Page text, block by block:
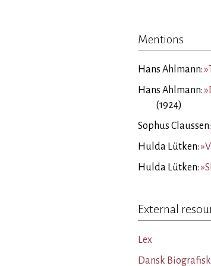
Mentions
Hans Ahlmann:
Hans Ahlmann:
(1924)
Sophus
Hulda Lütken:
Hulda Lütken:
External
Lex
Dansk